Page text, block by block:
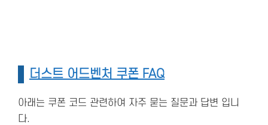
더스트 어드벤처 쿠폰 FAQ
아래는 쿠폰 코드 관련하여 자주 묻는 질문과 답변 입니
다.